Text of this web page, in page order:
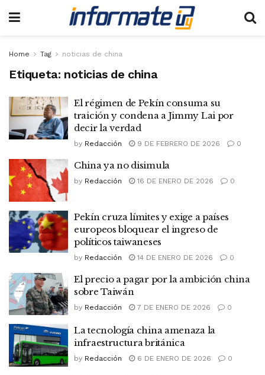
Home Tag noticias de china
Etiqueta: noticias de china
El régimen de Pekín consuma su
traición y condena a Jimmy Lai por
decir la verdad
by Redacción 9 DE FEBRERO DE 2026 0
China ya no disimula
by Redacción 16 DE ENERO DE 2026 0
Pekín cruza límites y exige a países
europeos bloquear el ingreso de
políticos taiwaneses
by Redacción 14 DE ENERO DE 2026 0
El precio a pagar por la ambición china
sobre Taiwán
by Redacción 7 DE ENERO DE 2026 0
La tecnología china amenaza la
infraestructura británica
by Redacción 6 DE ENERO DE 2026 0